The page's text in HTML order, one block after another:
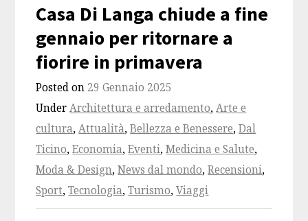
Casa Di Langa chiude a fine
gennaio per ritornare a
fiorire in primavera
Posted on 29 Gennaio 2025
UnderArchitettura e arredamento,Arte e
cultura,Attualità,Bellezza e Benessere,Dal
Ticino,Economia,Eventi,Medicina e Salute,
Moda & Design,News dal mondo,Recensioni,
Sport,Tecnologia,Turismo,Viaggi